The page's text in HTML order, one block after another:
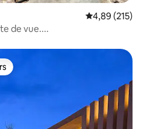
Évaluation
4,89 (215)
de vue....
plus appréciés